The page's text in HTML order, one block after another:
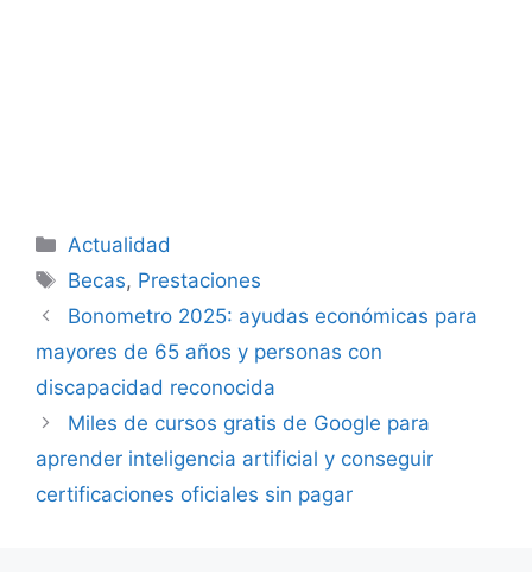
Categorías
Actualidad
Etiquetas
Becas, Prestaciones
Bonometro 2025: ayudas económicas para
mayores de 65 años y personas con
discapacidad reconocida
Miles de cursos gratis de Google para
aprender inteligencia artificial y conseguir
certificaciones oficiales sin pagar